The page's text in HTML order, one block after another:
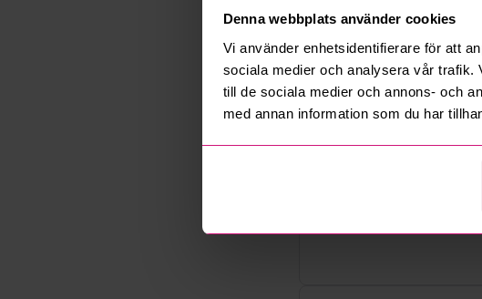
Denna webbplats använder cookies
Vi använder enhetsidentifierare för att
sociala medier och analysera vår trafik.
till de sociala medier och annons- och
med annan information som du har